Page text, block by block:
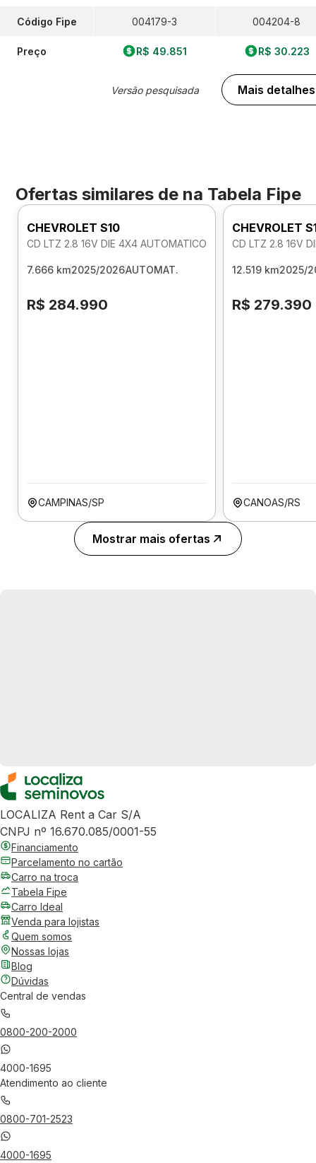
Código Fipe
Preço
004179-3
R$ 49.851
Versão pesquisada
004204-8
R$ 30.223
Mais detalhes
Ofertas similares de na Tabela Fipe
CHEVROLET S10
CD LTZ 2.8 16V DIE 4X4 AUTOMATICO
7.666 km2025/2026AUTOMAT.
R$ 284.990
CAMPINAS/SP
CHEVROLET
CD LTZ 2.8 16V
12.519 km2025/
R$ 279.390
CANOAS/RS
Mostrar mais ofertas
LOCALIZA Rent a Car S/A
CNPJ nº 16.670.085/0001-55
Financiamento
Parcelamento no cartão
Carro na troca
Tabela Fipe
Carro Ideal
Venda para lojistas
Quem somos
Nossas lojas
Blog
Dúvidas
Central de vendas
0800-200-2000
4000-1695
Atendimento ao cliente
0800-701-2523
4000-1695